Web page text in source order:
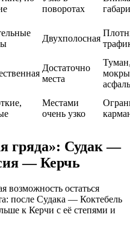
поворотах
Двухполосная
Достаточно
места
Местами
очень узко
гряда»: Судак —
— Керчь
возможность остаться
после Судака — Коктебель
к Керчи с её степями и